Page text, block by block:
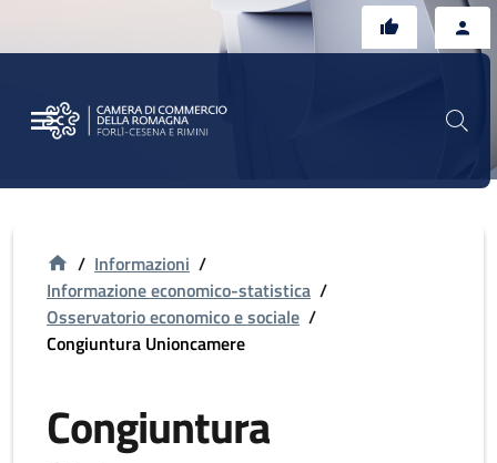
/ Informazioni /
Informazione economico-statistica /
Osservatorio economico e sociale /
Congiuntura Unioncamere
Congiuntura